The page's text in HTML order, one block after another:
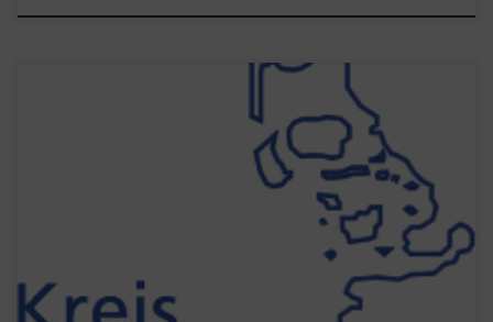
Auf dieser Webseite des Kreises Nordfrieslands finden Sie
alle in der Corona-Krise relevanten Informationen des
Kreises: Bürgertelefon Was sollten Sie tun, wenn Sie
Atembeschwerden, Husten, Schnupfen oder Fieber haben?
Und was ist, wenn Sie in einem Risikogebiet waren?
Pressemitteilungen zu Corona: direkter Link zu den
aktuellen Pressemitteilungen Kontakt / Hotline […]